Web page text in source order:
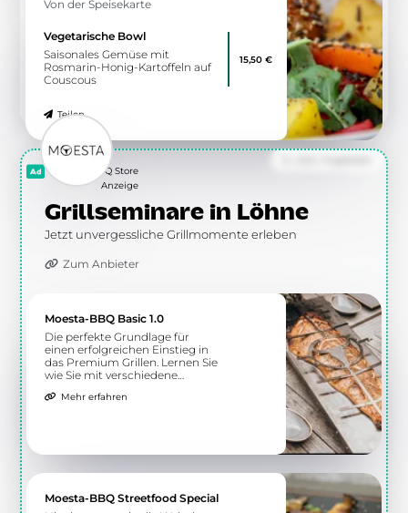
Von der Speisekarte
Vegetarische Bowl
Saisonales Gemüse mit
Rosmarin-Honig-Kartoffeln auf
Couscous
Teilen
15,50 €
Grillseminare in Löhne
Jetzt unvergessliche Grillmomente erleben
Zum Anbieter
Moesta BBQ Store
Anzeige
Moesta-BBQ Basic 1.0
Die perfekte Grundlage für
einen erfolgreichen Einstieg in
das Premium Grillen. Lernen Sie
wie Sie mit verschiedene
auf dem Grill zubereiten.
Mehr erfahren
Moesta-BBQ Streetfood Special